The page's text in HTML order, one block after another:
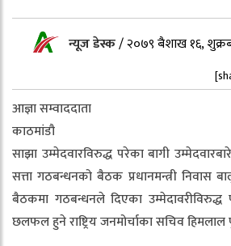
न्यूज डेस्क/२०७९ बैशाख १६,
आज्ञा सम्वाददाता
काठमांडौ
साझा उम्मेदवारविरुद्ध परेका बागी
सत्ता गठबन्धनको बैठक प्रधानमन्त्री निवास
बैठकमा गठबन्धनले दिएका उम्मेदावरीविरुद्ध
छलफल हुने राष्ट्रिय जनमोर्चाका सचिव हिमलाल